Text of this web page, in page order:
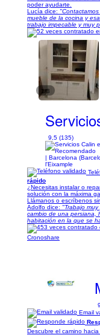
poder ayudarte.
Lucía dice:
mueble de la cocina y
trabajo impecable y muy
1/3
9,5 (135)
| Barcelona
l'Eixample
rápido
¿Necesitas instalar o
solución con la máxima
Llámanos o escríbenos
Adolfo dice: "Trabajo
cambio de una persiana,
habitación en la que se
Cronoshare
Email
Descubre el camino